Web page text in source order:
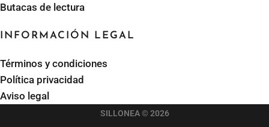
Butacas de lectura
INFORMACIÓN LEGAL
Términos y condiciones
Política privacidad
Aviso legal
SILLONEA © 2026